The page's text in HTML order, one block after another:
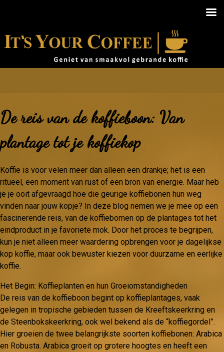
De reis van de koffieboon: Van
plantage tot je koffiekop
Koffie is voor velen meer dan alleen een drankje; het is een
ritueel, een moment van rust of een bron van energie. Maar heb
je je ooit afgevraagd hoe die geurige koffiebonen hun weg
vinden naar jouw kopje? In deze blog nemen we je mee op een
fascinerende reis, van de koffiebomen op de plantages tot het
eindproduct in je favoriete mok. Door het proces te begrijpen,
kun je niet alleen meer waardering opbrengen voor je dagelijkse
kop koffie, maar ook bewuster kiezen voor duurzame en eerlijke
koffie.
Het Begin: Koffieplanten en hun Groeiomstandigheden
De reis van de koffieboon begint op koffieplantages, vaak
gelegen in tropische gebieden tussen de Kreeftskeerkring en
de Steenbokskeerkring, ook wel bekend als de “koffiegordel”.
Hier groeien de twee belangrijkste soorten koffiebonen: Arabica
en Robusta. Arabica groeit op grotere hoogtes en heeft een